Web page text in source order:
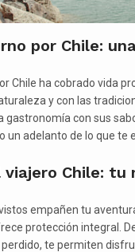
por Chile:
Chile ha cobrado vida
y con las
gastronomía con sus
un adelanto de lo que te
Chile: tu
empañen tu
protección integral.
te permiten